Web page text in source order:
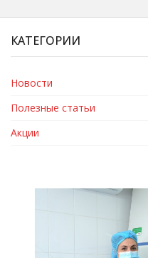
КАТЕГОРИИ
Новости
Полезные статьи
Акции